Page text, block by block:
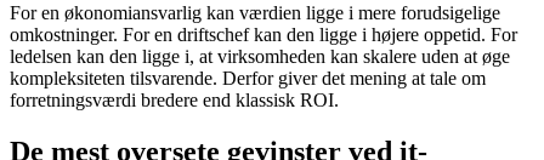
For en økonomiansvarlig kan værdien ligge i mere forudsigelige
omkostninger. For en driftschef kan den ligge i højere oppetid. For
ledelsen kan den ligge i, at virksomheden kan skalere uden at øge
kompleksiteten tilsvarende. Derfor giver det mening at tale om
forretningsværdi bredere end klassisk ROI.
De mest oversete gevinster ved it-